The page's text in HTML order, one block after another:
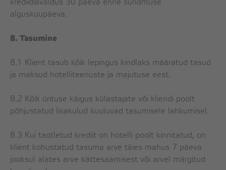
krediidiavaldus 30 päeva enne sündmuse
alguskuupäeva.
8. Tasumine
8.1 Klient tasub kõik lepingus kindlaks määratud tasud
ja maksud hotelliteenuste ja majutuse eest.
8.2 Kõik ürituse käigus külastajate või kliendi poolt
põhjustatud lisakulud kuuluvad tasumisele lahkumisel.
8.3 Kui taotletud krediit on hotelli poolt kinnitatud, on
klient kohustatud tasuma arve täies mahus 7 päeva
jooksul alates arve kättesaamisest või arvel märgitud